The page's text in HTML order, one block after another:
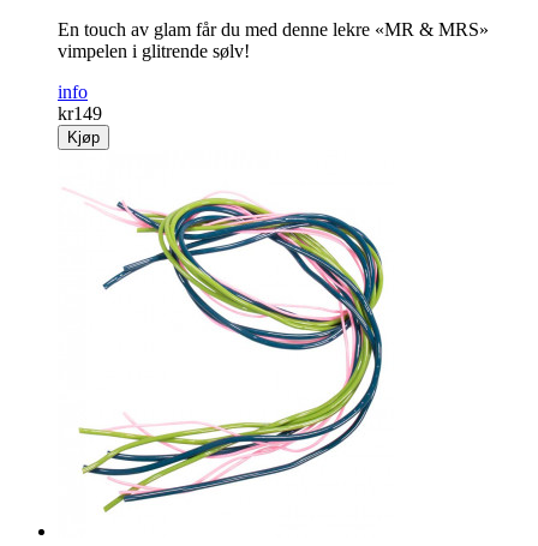
En touch av glam får du med denne lekre «MR & MRS»
vimpelen i glitrende sølv!
info
kr149
Kjøp